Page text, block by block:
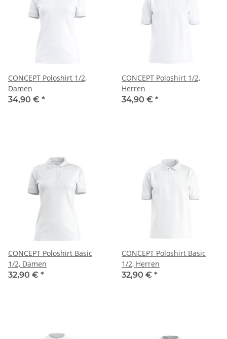
CONCEPT Poloshirt 1/2,
Damen
34,90 € *
CONCEPT Poloshirt 1/2,
Herren
34,90 € *
CONCEPT Poloshirt Basic
1/2, Damen
32,90 € *
CONCEPT Poloshirt Basic
1/2, Herren
32,90 € *